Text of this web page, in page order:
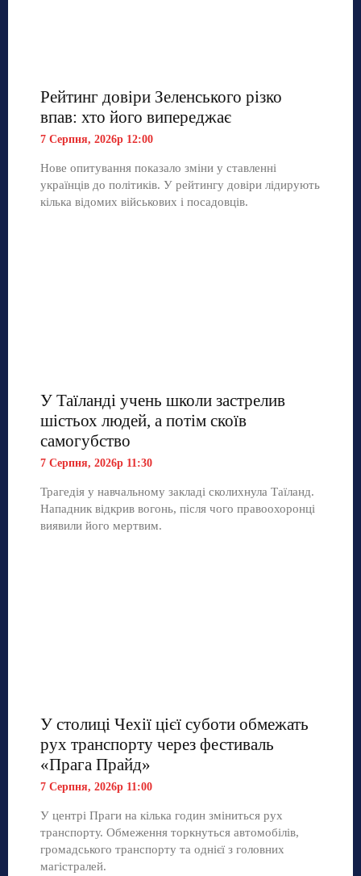
Рейтинг довіри Зеленського різко
впав: хто його випереджає
7 Серпня, 2026р 12:00
Нове опитування показало зміни у ставленні
українців до політиків. У рейтингу довіри лідирують
кілька відомих військових і посадовців.
У Таїланді учень школи застрелив
шістьох людей, а потім скоїв
самогубство
7 Серпня, 2026р 11:30
Трагедія у навчальному закладі сколихнула Таїланд.
Нападник відкрив вогонь, після чого правоохоронці
виявили його мертвим.
У столиці Чехії цієї суботи обмежать
рух транспорту через фестиваль
«Прага Прайд»
7 Серпня, 2026р 11:00
У центрі Праги на кілька годин зміниться рух
транспорту. Обмеження торкнуться автомобілів,
громадського транспорту та однієї з головних
магістралей.